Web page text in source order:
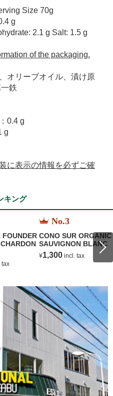
Size 70g
g
2.1 g Salt: 1.5 g
of the packaging.
オリーブオイル、漬け原
鉄
0.4 g
g
に表示の情報を必ずご確
キング
tax
No.3
CONO SUR ORGANIC
SAUVIGNON BLANC
¥1,300 incl. tax